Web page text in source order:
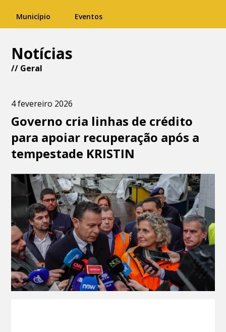
Município Eventos
Notícias
// Geral
4 fevereiro 2026
Governo cria linhas de crédito
para apoiar recuperação após a
tempestade KRISTIN